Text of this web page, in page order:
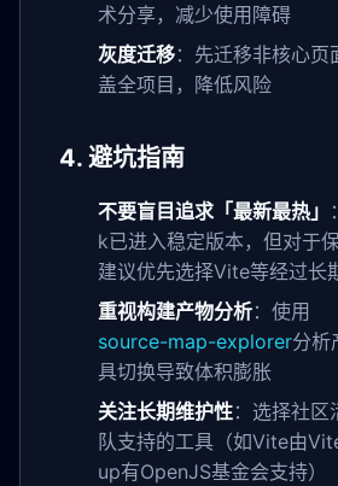
术分享，减少使用障碍
灰度迁移：先迁移非核心
盖全项目，降低风险
4. 避坑指南
不要盲目追求「最新最热」
k已进入稳定版本，但对于
建议优先选择Vite等经过长
重视构建产物分析：使用
source-map-explorer分析
具切换导致体积膨胀
关注长期维护性：选择社区
队支持的工具（如Vite由
up有OpenJS基金会支持）